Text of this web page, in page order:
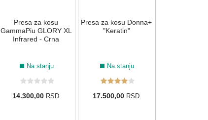
Presa za kosu
GammaPiu GLORY XL
Infrared - Crna
Na stanju
14.300,00 RSD
Presa za kosu Donna+
"Keratin"
Na stanju
17.500,00 RSD